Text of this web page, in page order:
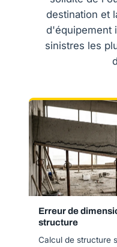
destination et
d'équipement
sinistres les
Erreur de
structure
Calcul de structure